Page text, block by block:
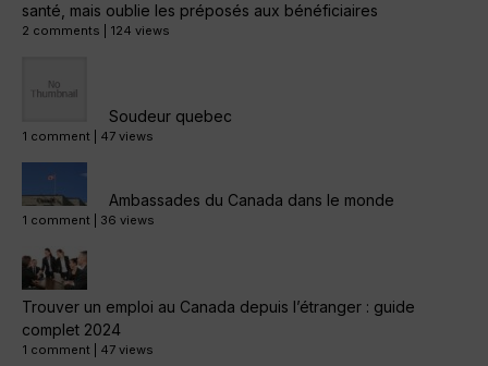
santé, mais oublie les préposés aux bénéficiaires
2 comments 124 views
Soudeur quebec
1 comment 47 views
Ambassades du Canada dans le monde
1 comment 36 views
Trouver un emploi au Canada depuis l’étranger : guide
complet 2024
1 comment 47 views